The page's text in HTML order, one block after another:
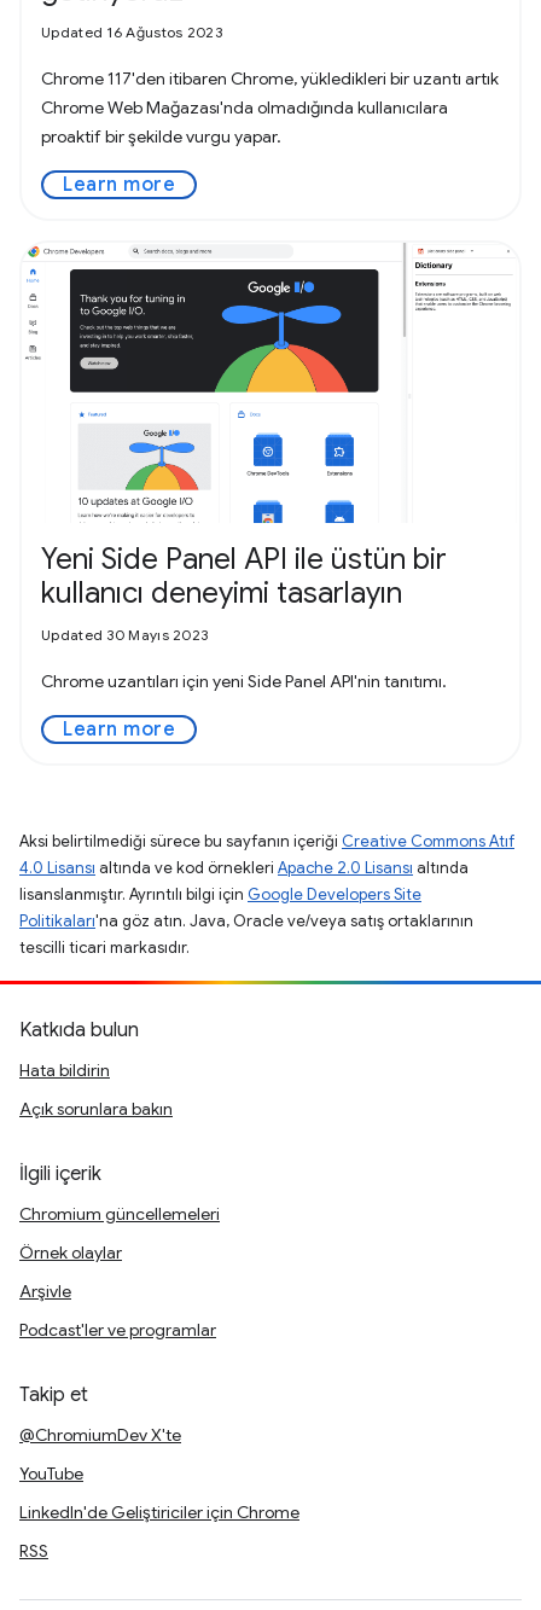
Updated 16 Ağustos 2023
Chrome 117'den itibaren Chrome, yükledikleri bir uzantı artık
Chrome Web Mağazası'nda olmadığında kullanıcılara
proaktif bir şekilde vurgu yapar.
Learn more
Yeni Side Panel API ile üstün bir
kullanıcı deneyimi tasarlayın
Updated 30 Mayıs 2023
Chrome uzantıları için yeni Side Panel API'nin tanıtımı.
Learn more
Aksi belirtilmediği sürece bu sayfanın içeriği Creative Commons Atıf
4.0 Lisansı altında ve kod örnekleri Apache 2.0 Lisansı altında
lisanslanmıştır. Ayrıntılı bilgi için Google Developers Site
Politikaları'na göz atın. Java, Oracle ve/veya satış ortaklarının
tescilli ticari markasıdır.
Katkıda bulun
Hata bildirin
Açık sorunlara bakın
İlgili içerik
Chromium güncellemeleri
Örnek olaylar
Arşivle
Podcast'ler ve programlar
Takip et
@ChromiumDev X'te
YouTube
LinkedIn'de Geliştiriciler için Chrome
RSS